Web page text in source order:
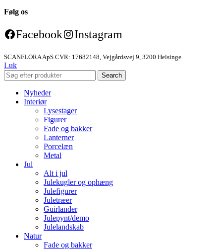
Følg os
Facebook Instagram
SCANFLORA ApS CVR: 17682148, Vejgårdsvej 9, 3200 Helsinge
Luk
Search
Nyheder
Interiør
Lysestager
Figurer
Fade og bakker
Lanterner
Porcelæn
Metal
Jul
Alt i jul
Julekugler og ophæng
Julefigurer
Juletræer
Guirlander
Julepynt/demo
Julelandskab
Natur
Fade og bakker